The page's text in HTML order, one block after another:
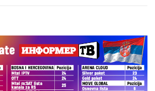
o isključenju golmana!